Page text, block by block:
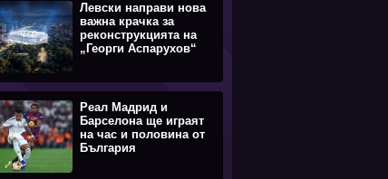
Левски направи нова
важна крачка за
реконструкцията на
„Георги Аспарухов“
Реал Мадрид и
Барселона ще играят
на час и половина от
България